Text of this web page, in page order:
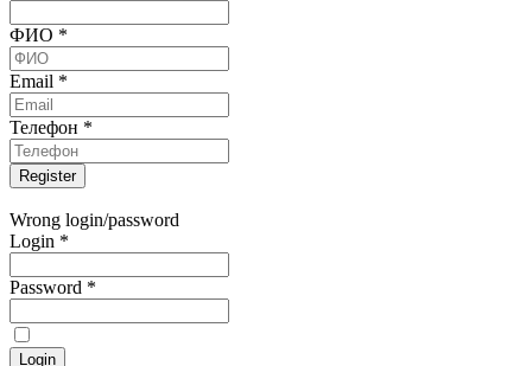
ФИО *
Email *
Телефон *
Wrong login/password
Login *
Password *